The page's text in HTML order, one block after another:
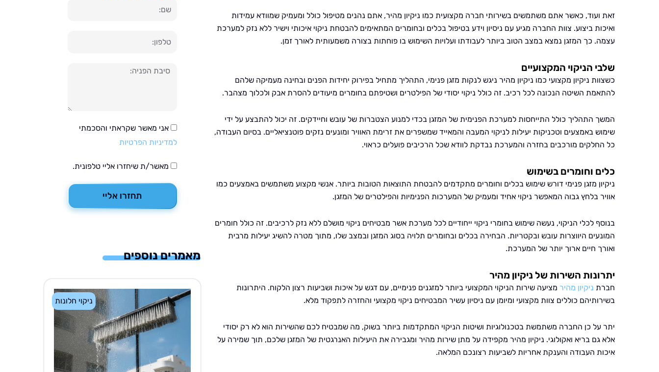
זאת ועוד, כאשר אתם משתמשים בשירותי חברה מקצועית כמו ניקיון מהיר, אתם נהנים מטיפול כולל ומעמיק שמוודא עמידות
ואיכות ביצוע. צוות החברה מגיע עם ניסיון וידע בטיפול בכלים ובחומרים המתאימים להבטחת ניקוי איכותי וישיר ללא נזק למערכת
עצמה. כך המזגן נמצא במצב הטוב ביותר לעבודתו ועלויות השימוש בו פוחתות בצורה משמעותית לאורך זמן.
שלבי הניקוי המקצועיים
כשצוות ניקיון מקצועי כמו ניקיון מהיר ניגש לנקות מזגן פנימי, התהליך מתחיל בפירוק יחידות הפנים ובחינה מעמיקה שלהם
להתאמת השיטה הנכונה לכל רכיב. זה כולל ניקוי יסודי של הפילטרים ושטיפתם בחומרים מיעודים להסרת אבק ולכלוך מצהבר.
המשך התהליך כולל התייחסות למערכת הפנימית של המזגן בכדי למנוע הצטברות של עובש וחיידקים. זה יכול להתבצע על ידי
שימוש באמצעים וטכניקות יעילות לניקוי המעבה והמאייד שמשפרים את זרימת האוויר ומונעים נזקים פוטנציאליים. בסיום העבודה,
כל החלקים מורכבים בחזרה והמערכת נבדקת לוודא שכל הרכיבים פועלים כראוי.
כלים וחומרים בשימוש
ניקיון מזגן פנימי דורש שימוש בכלים וחומרים מתקדמים להבטחת התוצאות הטובות ביותר. אנשי מקצוע משתמשים באמצעים כמו
אוויר בלחץ גבוה המאפשר ניקוי אחיד ומעמיק של המערכות הפנימיות והפילטרים של המזגן.
בנוסף לכלי הניקוי, נעשה שימוש בחומרי ניקוי ייחודיים לכל מערכת אשר מבטיחים ניקוי מושלם ללא נזק לרכיבים. זה כולל חומרים
המונעים היווצרות עובש ובקטריות. הבחירה בכלים ובחומרים תלויה בסוג המזגן ובמצב שלו, מתוך מטרה להשיג יעילות מרבית
ואורך חיים ארוך יותר של המערכת.
יתרונות השירות של ניקיון מהיר
חברת ניקיון מהיר מציעה שירות הניקוי המקצועי ביותר למזגנים פנימיים, עם דגש על איכות ושביעות רצון הלקוח. היתרונות
בשירותיהם כוללים צוות מקצועי ומיומן עם ניסיון עשיר המבטיחים ניקוי מקצועי והחזרה לתפקוד מלא.
יתר על כן החברה משתמשת בטכנולוגיות ושיטות הניקוי המתקדמות ביותר בשוק, מה שמבטיח לכם שהשירות הוא לא רק יסודי
אלא גם בריא ואקולוגי. ניקיון מהיר מקפידה על מתן שירות מהיר ומגבירה את היעילות האנרגטית של המזגן שלכם, תוך שמירה על
איכות העבודה והענקת אחריות לשביעות רצונכם המלאה.
טלפון
הודעה
אני מאשר שקראתי והסכמתי
למדיניות הפרטיות
מאשר/ת שיחזרו אליי טלפונית.
תחזרו אליי
מאמרים נוספים
ניקוי חלונות